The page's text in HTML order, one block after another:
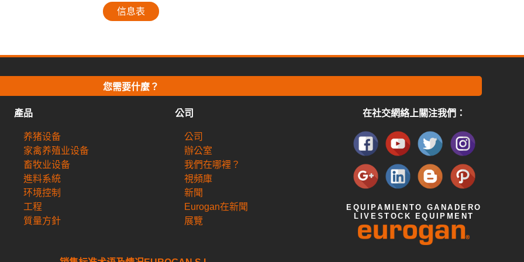
信息表
您需要什麼？
在社交網絡上關注我們：
EQUIPAMIENTO GANADERO
LIVESTOCK EQUIPMENT
產品
养猪设备
家禽养殖业设备
畜牧业设备
進料系統
环境控制
工程
質量方針
公司
公司
辦公室
我們在哪裡？
視頻庫
新聞
Eurogan在新聞
展覽